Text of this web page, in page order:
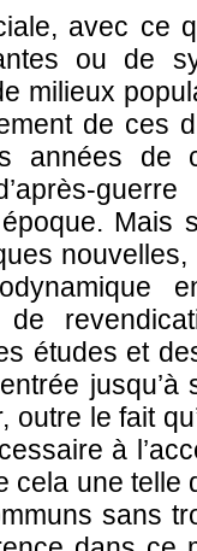
avec ce
ou de
milieux
de ces
années de
Mais
de
études et
outre le fait
à
cela une
sans